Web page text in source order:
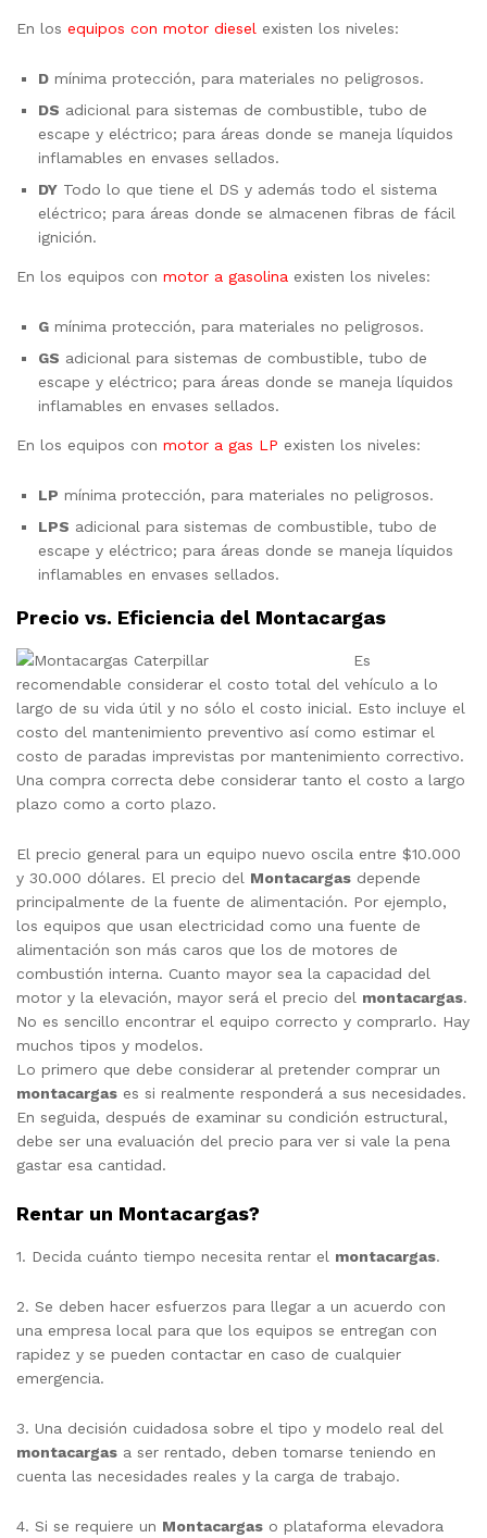
En los equipos con motor diesel existen los niveles:
D mínima protección, para materiales no peligrosos.
DS adicional para sistemas de combustible, tubo de
escape y eléctrico; para áreas donde se maneja líquidos
inflamables en envases sellados.
DY Todo lo que tiene el DS y además todo el sistema
eléctrico; para áreas donde se almacenen fibras de fácil
ignición.
En los equipos con motor a gasolina existen los niveles:
G mínima protección, para materiales no peligrosos.
GS adicional para sistemas de combustible, tubo de
escape y eléctrico; para áreas donde se maneja líquidos
inflamables en envases sellados.
En los equipos con motor a gas LP existen los niveles:
LP mínima protección, para materiales no peligrosos.
LPS adicional para sistemas de combustible, tubo de
escape y eléctrico; para áreas donde se maneja líquidos
inflamables en envases sellados.
Precio vs. Eficiencia del Montacargas
Es
recomendable considerar el costo total del vehículo a lo
largo de su vida útil y no sólo el costo inicial. Esto incluye el
costo del mantenimiento preventivo así como estimar el
costo de paradas imprevistas por mantenimiento correctivo.
Una compra correcta debe considerar tanto el costo a largo
plazo como a corto plazo.
El precio general para un equipo nuevo oscila entre $10.000
y 30.000 dólares. El precio del Montacargas depende
principalmente de la fuente de alimentación. Por ejemplo,
los equipos que usan electricidad como una fuente de
alimentación son más caros que los de motores de
combustión interna. Cuanto mayor sea la capacidad del
motor y la elevación, mayor será el precio del montacargas.
No es sencillo encontrar el equipo correcto y comprarlo. Hay
muchos tipos y modelos.
Lo primero que debe considerar al pretender comprar un
montacargas es si realmente responderá a sus necesidades.
En seguida, después de examinar su condición estructural,
debe ser una evaluación del precio para ver si vale la pena
gastar esa cantidad.
Rentar un Montacargas?
1. Decida cuánto tiempo necesita rentar el montacargas.
2. Se deben hacer esfuerzos para llegar a un acuerdo con
una empresa local para que los equipos se entregan con
rapidez y se pueden contactar en caso de cualquier
emergencia.
3. Una decisión cuidadosa sobre el tipo y modelo real del
montacargas a ser rentado, deben tomarse teniendo en
cuenta las necesidades reales y la carga de trabajo.
4. Si se requiere un Montacargas o plataforma elevadora